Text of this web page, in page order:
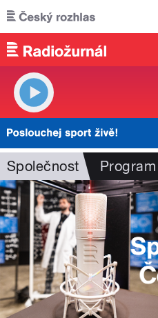
Přejít k hlavnímu obsahu
Společnost Program